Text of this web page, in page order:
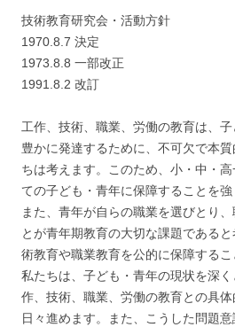
技術教育研究会・活動方針
1970.8.7 決定
1973.8.8 一部改正
1991.8.2 改訂
工作、技術、職業、労働の教育は、
豊かに発達するために、不可欠で本
ちは考えます。このため、小・中・
ての子ども・青年に保障することを強
また、青年が自らの職業を選びとり
とが青年期教育の大切な課題である
術教育や職業教育を公的に保障するこ
私たちは、子ども・青年の現状を深
作、技術、職業、労働の教育との具
日々進めます。また、こうした問題